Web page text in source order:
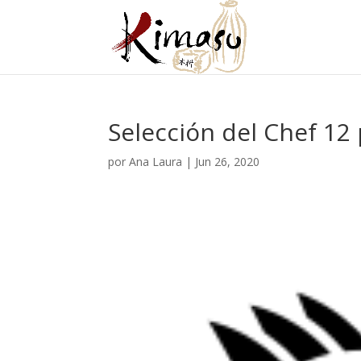
Selección del Chef 12
porAna Laura | Jun 26, 2020